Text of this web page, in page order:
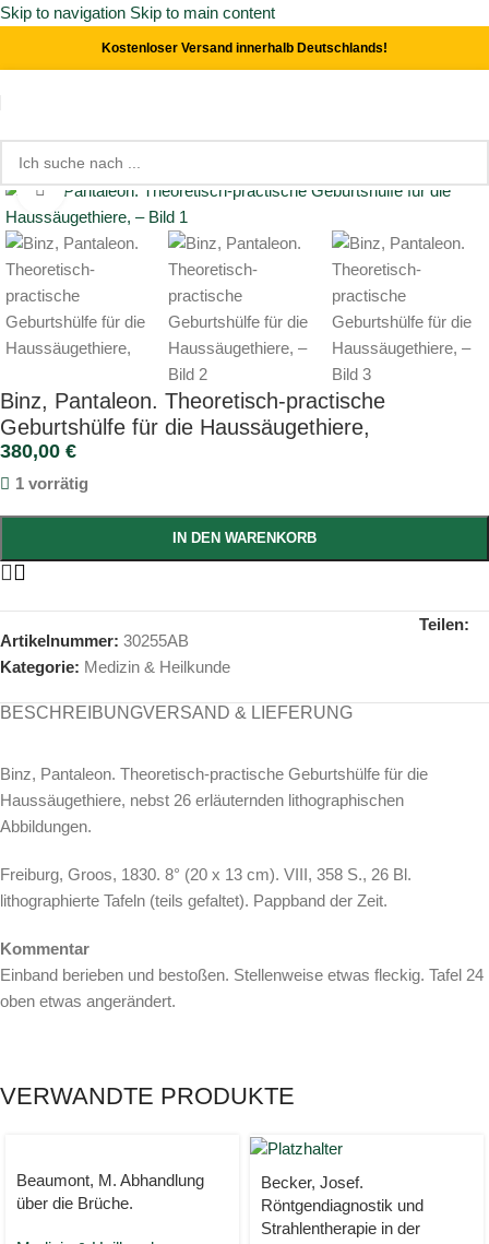
Skip to navigation Skip to main content
Kostenloser Versand innerhalb Deutschlands!
Start/ Medizin & Heilkunde
Click to enlarge
Binz, Pantaleon. Theoretisch-practische
Geburtshülfe für die Haussäugethiere,
380,00 €
1 vorrätig
IN DEN WARENKORB
Artikelnummer: 30255AB
Kategorie: Medizin & Heilkunde
Teilen:
BESCHREIBUNGVERSAND & LIEFERUNG
Binz, Pantaleon. Theoretisch-practische Geburtshülfe für die
Haussäugethiere, nebst 26 erläuternden lithographischen
Abbildungen.
Freiburg, Groos, 1830. 8° (20 x 13 cm). VIII, 358 S., 26 Bl.
lithographierte Tafeln (teils gefaltet). Pappband der Zeit.
Kommentar
Einband berieben und bestoßen. Stellenweise etwas fleckig. Tafel 24
oben etwas angerändert.
VERWANDTE PRODUKTE
Beaumont, M. Abhandlung
über die Brüche.
Becker, Josef.
Röntgendiagnostik und
Strahlentherapie in der